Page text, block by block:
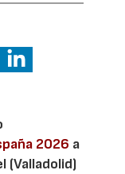
2026 a
(Valladolid)